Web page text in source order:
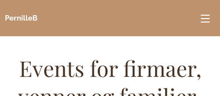
PernilleB
Events for firmaer,